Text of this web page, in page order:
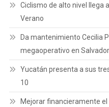
Ciclismo de alto nivel llega
Verano
Da mantenimiento Cecilia
megaoperativo en
Yucatán presenta a sus
10
Mejorar financieramente